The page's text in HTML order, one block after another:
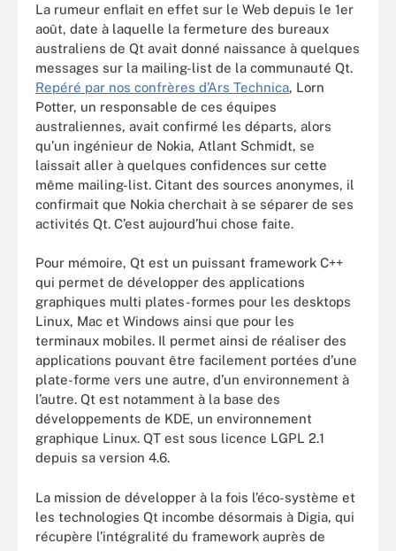
La rumeur enflait en effet sur le Web depuis le 1er
août, date à laquelle la fermeture des bureaux
australiens de Qt avait donné naissance à quelques
messages sur la mailing-list de la communauté Qt.
Repéré par nos confrères d’Ars Technica, Lorn
Potter, un responsable de ces équipes
australiennes, avait confirmé les départs, alors
qu’un ingénieur de Nokia, Atlant Schmidt, se
laissait aller à quelques confidences sur cette
même mailing-list. Citant des sources anonymes, il
confirmait que Nokia cherchait à se séparer de ses
activités Qt. C’est aujourd’hui chose faite.
Pour mémoire, Qt est un puissant framework C++
qui permet de développer des applications
graphiques multi plates-formes pour les desktops
Linux, Mac et Windows ainsi que pour les
terminaux mobiles. Il permet ainsi de réaliser des
applications pouvant être facilement portées d’une
plate-forme vers une autre, d’un environnement à
l’autre. Qt est notamment à la base des
développements de KDE, un environnement
graphique Linux. QT est sous licence LGPL 2.1
depuis sa version 4.6.
La mission de développer à la fois l’éco-système et
les technologies Qt incombe désormais à Digia, qui
récupère l’intégralité du framework auprès de